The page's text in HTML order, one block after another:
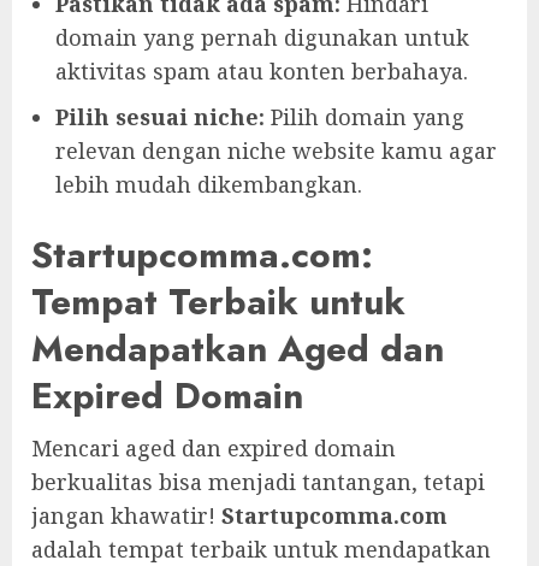
domain yang pernah digunakan untuk
aktivitas spam atau konten berbahaya.
Pilih sesuai niche: Pilih domain yang
relevan dengan niche website kamu agar
lebih mudah dikembangkan.
Startupcomma.com:
Tempat Terbaik untuk
Mendapatkan Aged dan
Expired Domain
Mencari aged dan expired domain
berkualitas bisa menjadi tantangan, tetapi
jangan khawatir! Startupcomma.com
adalah tempat terbaik untuk mendapatkan